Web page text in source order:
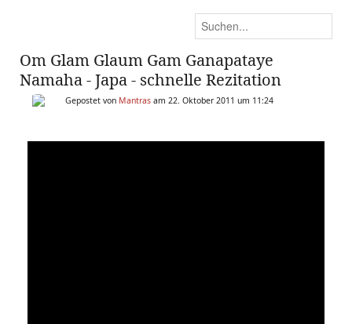
Om Glam Glaum Gam Ganapataye
Namaha - Japa - schnelle Rezitation
Gepostet von Mantras am 22. Oktober 2011 um 11:24